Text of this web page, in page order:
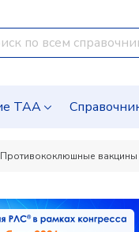
ТАА
Противококлюшные вакцины